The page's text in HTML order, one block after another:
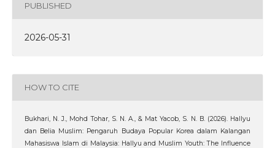
PUBLISHED
2026-05-31
HOW TO CITE
Bukhari, N. J., Mohd Tohar, S. N. A., & Mat Yacob, S. N. B. (2026). Hallyu
dan Belia Muslim: Pengaruh Budaya Popular Korea dalam Kalangan
Mahasiswa Islam di Malaysia: Hallyu and Muslim Youth: The Influence